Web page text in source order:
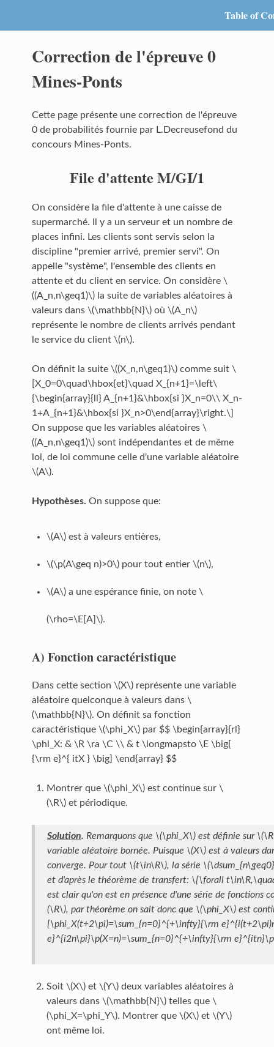
Table of
Correction de l'épreuve 0
Mines-Ponts
Cette page présente une correction de l'épreuve
0 de probabilités fournie par L.Decreusefond du
concours Mines-Ponts.
File d'attente M/GI/1
On considère la file d'attente à une caisse de
supermarché. Il y a un serveur et un nombre de
places infini. Les clients sont servis selon la
discipline "premier arrivé, premier servi". On
appelle "système", l'ensemble des clients en
attente et du client en service. On considère \
((A_n,n\geq1)\) la suite de variables aléatoires à
valeurs dans \(\mathbb{N}\) où \(A_n\)
représente le nombre de clients arrivés pendant
le service du client \(n\).
On définit la suite \((X_n,n\geq1)\) comme suit \
[X_0=0\quad\hbox{et}\quad X_{n+1}=\left\
{\begin{array}{ll} A_{n+1}&\hbox{si }X_n=0\\ X_n-
1+A_{n+1}&\hbox{si }X_n>0\end{array}\right.\]
On suppose que les variables aléatoires \
((A_n,n\geq1)\) sont indépendantes et de même
loi, de loi commune celle d'une variable aléatoire
\(A\).
Hypothèses. On suppose que:
\(A\) est à valeurs entières,
\(\p(A\geq n)>0\) pour tout entier \(n\),
\(A\) a une espérance finie, on note \
(\rho=\E[A]\).
A) Fonction caractéristique
Dans cette section \(X\) représente une variable
aléatoire quelconque à valeurs dans \
(\mathbb{N}\). On définit sa fonction
caractéristique \(\phi_X\) par $$ \begin{array}{rl}
\phi_X: & \R \ra \C \\ & t \longmapsto \E \big[
{\rm e}^{ itX } \big] \end{array} $$
Montrer que \(\phi_X\) est continue sur \
(\R\) et périodique.
Solution. Remarquons que \(\phi_X\) est définie sur
variable aléatoire bornée. Puisque \(X\) est à valeurs
converge. Pour tout \(t\in\R\), la série
et d'après le théorème de transfert: \[\forall
est clair qu'on est en présence d'une série de
(\R\), par théorème on sait donc que \(\phi_X\) est
[\phi_X(t+2\pi)=\sum_{n=0}^{+\infty}{\rm
e}^{i2n\pi}\p(X=n)=\sum_{n=0}^{+\infty}{\rm
Soit \(X\) et \(Y\) deux variables aléatoires à
valeurs dans \(\mathbb{N}\) telles que \
(\phi_X=\phi_Y\). Montrer que \(X\) et \(Y\)
ont même loi.